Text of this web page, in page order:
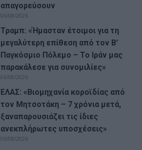
απαγορεύσουν
06/08/2026
Τραμπ: «Ήμασταν έτοιμοι για τη
μεγαλύτερη επίθεση από τον Β’
Παγκόσμιο Πόλεμο – Το Ιράν μας
παρακάλεσε για συνομιλίες»
06/08/2026
ΕΛΑΣ: «Βιομηχανία κοροϊδίας από
τον Μητσοτάκη – 7 χρόνια μετά,
ξαναπαρουσιάζει τις ίδιες
ανεκπλήρωτες υποσχέσεις»
06/08/2026